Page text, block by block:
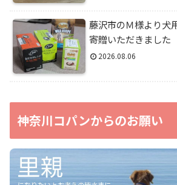
藤沢市のＭ様より犬
寄贈いただきました
2026.08.06
神奈川コパンからのお願い